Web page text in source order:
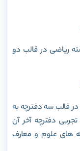
ریاضی در قالب دو
قالب سه دفترچه به
دفترچه آخر آن
علوم و معارف